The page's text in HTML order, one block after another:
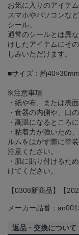
お気に入りのアイテ
スマホやパソコンな
シール。
通常のシールとは異
けしたアイテムにそ
しみいただけます。
■サイズ：約40×30mm
※注意事項
・紙や布、または表
・食器の内側や、口
・高温になるところ
・粘着力が強いため
ルムをはがす際に塗
注意ください。
・肌に貼り付けるた
けてください。
【0308新商品】【
メーカー品番：
返品・交換について